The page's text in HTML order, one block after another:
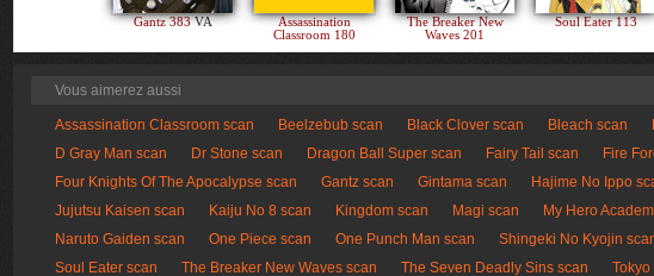
Gantz 383VA
Assassination
Classroom 180
The Breaker New
Waves 201
Soul Eater 113
Vous aimerez aussi
Assassination Classroom scan Beelzebub scan Black Clover scan Bleach scan
D Gray Man scan
Dr Stone scan Dragon Ball Super scan Fairy Tail scan
Fire
Four Knights Of The Apocalypse scan
Gantz scan Gintama scan Hajime No Ippo
Jujutsu Kaisen scan
Kaiju No 8 scan Kingdom scan Magi scan My Hero
Naruto Gaiden scan
One Piece scan One Punch Man scan Shingeki No Kyojin
Soul Eater scan
The Breaker New Waves scan The Seven Deadly Sins scan